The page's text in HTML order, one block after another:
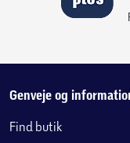
Genveje og
Find butik